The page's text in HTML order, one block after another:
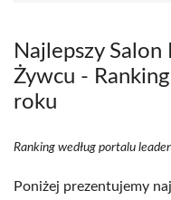
Najlepszy
Żywcu -
roku
Ranking według portalu
Poniżej prezentujemy